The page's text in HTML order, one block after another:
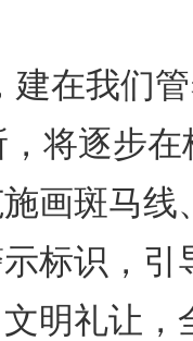
在我们管
将逐步在
画斑马线
标识，引
明礼让，